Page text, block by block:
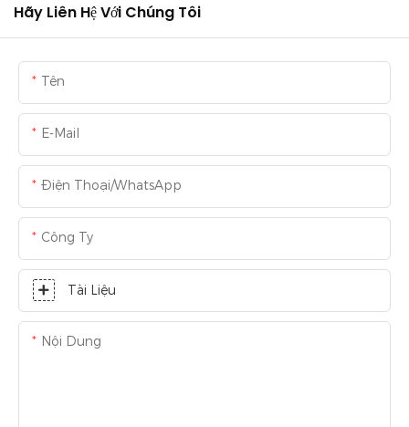
Hãy Liên Hệ Với Chúng Tôi
Tên
E-Mail
Điện Thoại/WhatsApp
Công Ty
Tài Liệu
Nội Dung